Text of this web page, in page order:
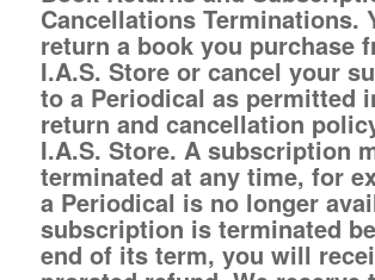
Cancellations Terminations.
return a book you purchase
I.A.S. Store or cancel your
to a Periodical as permitted
return and cancellation
I.A.S. Store. A subscription
terminated at any time, for
a Periodical is no longer
subscription is terminated
end of its term, you will